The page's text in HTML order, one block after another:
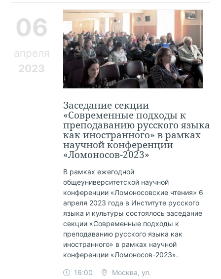
06
апреля
2023
Заседание секции
«Современные подходы к
преподаванию русского языка
как иностранного» в рамках
научной конференции
«Ломоносов-2023»
В рамках ежегодной
общеуниверситетской научной
конференции «Ломоносовские чтения» 6
апреля 2023 года в Институте русского
языка и культуры состоялось заседание
секции «Современные подходы к
преподаванию русского языка как
иностранного» в рамках научной
конференции «Ломоносов-2023».
16:00
Москва, ул.